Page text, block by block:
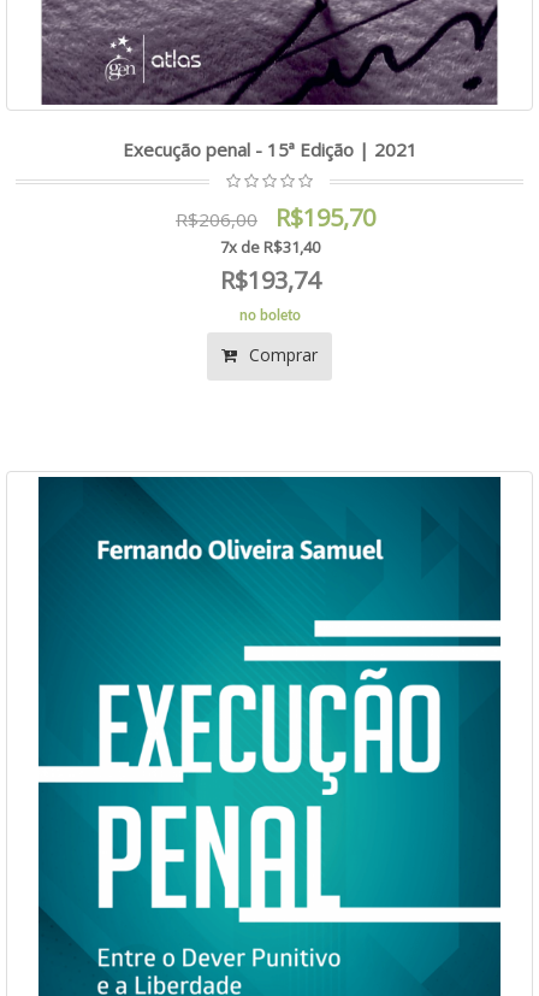
Execução penal - 15ª Edição | 2021
R$206,00 R$195,70
7x de R$31,40
R$193,74
no boleto
Comprar